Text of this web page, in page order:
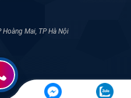
Mai, TP Hà Nội